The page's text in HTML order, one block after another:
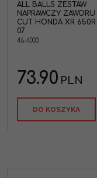
ALL BALLS ZESTAW
NAPRAWCZY ZAWORU
CUT HONDA XR
07
46-4003
73.90 PLN
DO KOSZYKA